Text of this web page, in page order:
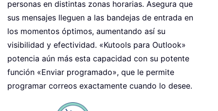
personas en distintas zonas horarias. Asegura que
sus mensajes lleguen a las bandejas de entrada en
los momentos óptimos, aumentando así su
visibilidad y efectividad. «Kutools para Outlook»
potencia aún más esta capacidad con su potente
función «Enviar programado», que le permite
programar correos exactamente cuando lo desee.